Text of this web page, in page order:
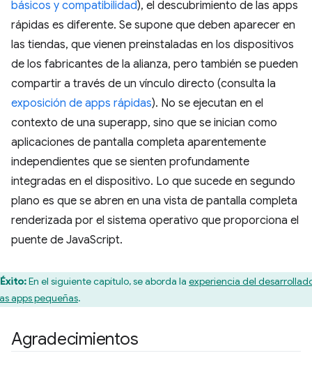
básicos y compatibilidad), el descubrimiento de las apps
rápidas es diferente. Se supone que deben aparecer en
las tiendas, que vienen preinstaladas en los dispositivos
de los fabricantes de la alianza, pero también se pueden
compartir a través de un vínculo directo (consulta la
exposición de apps rápidas). No se ejecutan en el
contexto de una superapp, sino que se inician como
aplicaciones de pantalla completa aparentemente
independientes que se sienten profundamente
integradas en el dispositivo. Lo que sucede en segundo
plano es que se abren en una vista de pantalla completa
renderizada por el sistema operativo que proporciona el
puente de JavaScript.
Éxito:En el siguiente capítulo, se aborda la experiencia del
apps pequeñas.
Agradecimientos